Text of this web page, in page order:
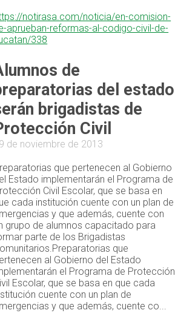
notirasa.com/noticia/en-comision-
aprueban-reformas-al-codigo-civil-de-
338
de
del estado
brigadistas de
Civil
de noviembre de 2013
que pertenecen al Gobierno
Estado implementarán el Programa de
Civil Escolar, que se basa en
cada institución cuente con un plan de
y que además, cuente con
grupo de alumnos capacitado para
parte de los Brigadistas
que
al Gobierno del Estado
el Programa de Protección
Escolar, que se basa en que cada
cuente con un plan de
y que además, cuente co...